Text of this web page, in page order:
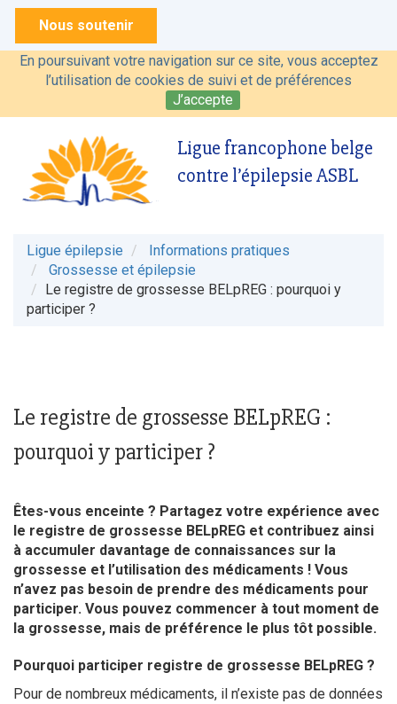
En poursuivant votre navigation sur ce site, vous acceptez
l’utilisation de cookies de suivi et de préférences
J’accepte
Ligue francophone belge
contre l’épilepsie ASBL
Nous soutenir
Ligue épilepsie
Informations pratiques
Grossesse et épilepsie
Le registre de grossesse BELpREG : pourquoi y
participer ?
Le registre de grossesse BELpREG :
pourquoi y participer ?
Êtes-vous enceinte ? Partagez votre expérience avec
le registre de grossesse BELpREG et contribuez ainsi
à accumuler davantage de connaissances sur la
grossesse et l’utilisation des médicaments ! Vous
n’avez pas besoin de prendre des médicaments pour
participer. Vous pouvez commencer à tout moment de
la grossesse, mais de préférence le plus tôt possible.
Pourquoi participer registre de grossesse BELpREG ?
Pour de nombreux médicaments, il n’existe pas de données